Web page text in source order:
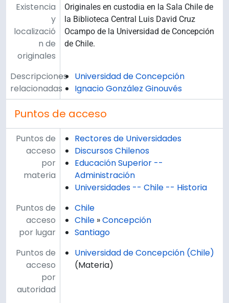
Existencia
y
localizació
n de
originales
Originales en custodia en la Sala Chile de
la Biblioteca Central Luis David Cruz
Ocampo de la Universidad de Concepción
de Chile.
Descripciones
relacionadas
Universidad de Concepción
Ignacio González Ginouvés
Puntos de acceso
Puntos de
acceso
por
materia
Rectores de Universidades
Discursos Chilenos
Educación Superior --
Administración
Universidades -- Chile -- Historia
Puntos de
acceso
por lugar
Chile
Chile »Concepción
Santiago
Puntos de
acceso
por
autoridad
Universidad de Concepción (Chile)
(Materia)